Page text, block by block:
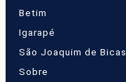
Betim
Igarapé
São Joaquim de Bicas
Sobre